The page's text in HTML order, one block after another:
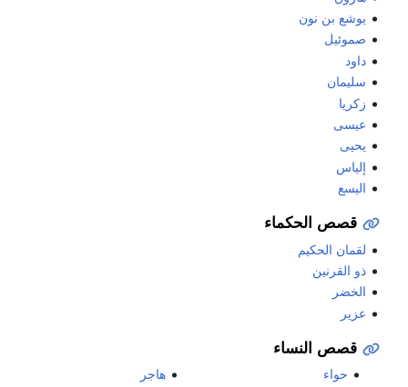
يوشع بن نون
صموئيل
داود
سليمان
زكريا
عيسى
يحيى
إلياس
اليسع
قصص الحكماء
لقمان الحكيم
ذو القرنين
الخضر
عزير
قصص النساء
حواء
هاجر